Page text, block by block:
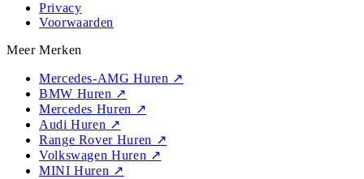
Privacy
Voorwaarden
Meer Merken
Mercedes-AMG Huren ↗
BMW Huren ↗
Mercedes Huren ↗
Audi Huren ↗
Range Rover Huren ↗
Volkswagen Huren ↗
MINI Huren ↗